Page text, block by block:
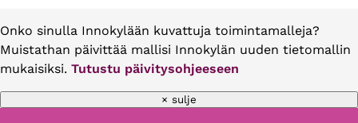
Onko sinulla Innokylään kuvattuja toimintamalleja?
Muistathan päivittää mallisi Innokylän uuden tietomallin
mukaisiksi. Tutustu päivitysohjeeseen
× sulje